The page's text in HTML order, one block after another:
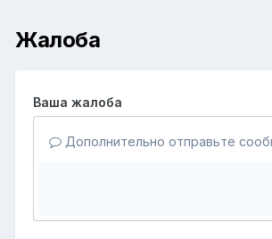
Жалоба
Ваша жалоба
Дополнительно отправьте